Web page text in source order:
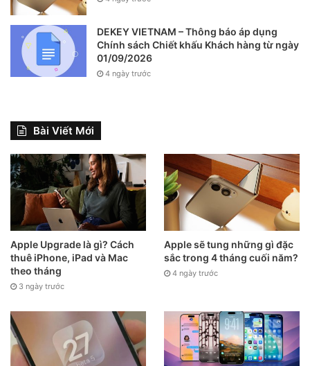
DEKEY VIETNAM – Thông báo áp dụng
Chính sách Chiết khấu Khách hàng từ ngày
01/09/2026
4 ngày trước
Bài Viết Mới
Apple Upgrade là gì? Cách
thuê iPhone, iPad và Mac
theo tháng
3 ngày trước
Apple sẽ tung những gì đặc
sắc trong 4 tháng cuối năm?
4 ngày trước